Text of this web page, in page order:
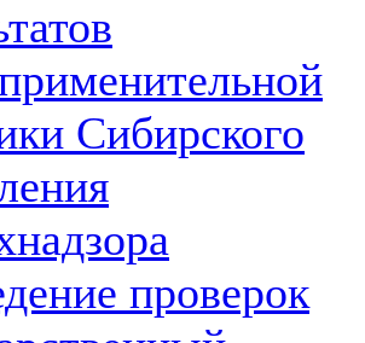
Сибирского
проверок